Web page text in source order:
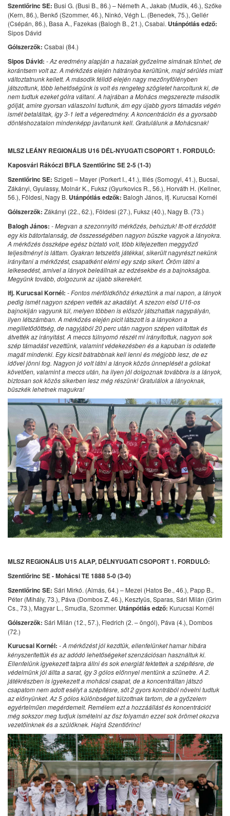
Szentlőrinc SE: Busi G. (Busi B., 86.) – Németh A., Jakab (Mudik, 46.), Szőke
(Kern, 86.), Benkő (Szommer, 46.), Ninkó, Végh L. (Benedek, 75.), Gellér
(Csépán, 86.), Basa A., Fazekas (Balogh B., 21.), Csabai. Utánpótlás edző:
Sipos Dávid
Gólszerzők: Csabai (84.)
Sipos Dávid: - Az eredmény alapján a hazaiak győzelme simának tűnhet, de
korántsem volt az. A mérkőzés elején hátrányba kerültünk, majd sérülés miatt
változtatnunk kellett. A második félidő elején nagy mezőnyfölényben
játszottunk, több lehetőségünk is volt és rengeteg szögletet harcoltunk ki, de
nem tudtuk ezeket gólra váltani. A hajrában a Mohács megszerezte második
gólját, amire gyorsan válaszolni tudtunk, ám egy újabb gyors támadás végén
ismét betaláltak, így 3-1 lett a végeredmény. A koncentráción és a gyorsabb
döntéshozatalon mindenképp javítanunk kell. Gratulálunk a Mohácsnak!
MLSZ LEÁNY REGIONÁLIS U16 DÉL-NYUGATI CSOPORT 1. FORDULÓ:
Kaposvári Rákóczi BFLA Szentlőrinc SE 2-5 (1-3)
Szentlőrinc SE: Szigeti – Mayer (Porkert I., 41.), Illés (Somogyi, 41.), Bucsai,
Zákányi, Gyulassy, Molnár K., Fuksz (Gyurkovics R., 56.), Horváth H. (Kellner,
56.), Földesi, Nagy B. Utánpótlás edzők: Balogh János, ifj. Kurucsai Kornél
Gólszerzők: Zákányi (22., 62.), Földesi (27.), Fuksz (40.), Nagy B. (73.)
Balogh János: - Megvan a szezonnyitó mérkőzés, behúztuk! Itt-ott érződött
egy kis bátortalanság, de összességében nagyon büszke vagyok a lányokra.
A mérkőzés összképe egész bíztató volt, több kifejezetten meggyőző
teljesítményt is láttam. Gyakran tetszetős játékkal, sikerült nagyrészt nekünk
irányítani a mérkőzést, csapatként elérni egy szép sikert. Öröm látni a
lelkesedést, amivel a lányok beleállnak az edzésekbe és a bajnokságba.
Megyünk tovább, dolgozunk az újabb sikerekért.
ifj. Kurucsai Kornél: - Fontos mérföldkőhöz érkeztünk a mai napon, a lányok
pedig ismét nagyon szépen vették az akadályt. A szezon első U16-os
bajnokiján vagyunk túl, melyen többen is először játszhattak nagypályán,
ilyen létszámban. A mérkőzés elején picit látszott is a lányokon a
megilletődöttség, de nagyjából 20 perc után nagyon szépen váltottak és
átvették az irányitást. A meccs túlnyomó részét mi irányítottuk, nagyon sok
szép támadást vezettünk, valamint védekezésben és a kapuban is odatette
magát mindenki. Egy kicsit bátrabbnak kell lenni és mégjobb lesz, de ez
idővel jönni fog. Nagyon jó volt látni a lányok közös ünneplését a gólokat
követően, valamint a meccs után, ha ilyen jól dolgoznak továbbra is a lányok,
biztosan sok közös sikerben lesz még részünk! Gratulálok a lányoknak,
büszkék lehetnek magukra!
MLSZ REGIONÁLIS U15 ALAP, DÉLNYUGATI CSOPORT 1. FORDULÓ:
Szentlőrinc SE - Mohácsi TE 1888 5-0 (3-0)
Szentlőrinc SE: Sári Mirkó. (Almás, 64.) – Mezei (Hatos Be., 46.), Papp B.,
Péter (Mihály, 73.), Páva (Dombos Z, 46.), Kesztyüs, Sparas, Sári Milán (Grim
Cs., 73.), Magyar L., Smudla, Szommer. Utánpótlás edző: Kurucsai Kornél
Gólszerzők: Sári Milán (12., 57.), Fledrich (2. – öngól), Páva (4.), Dombos
(72.)
Kurucsai Kornél: - A mérkőzést jól kezdtük, ellenfelünket hamar hibára
kényszerítettük és az adódó lehetőségeket szenzációsan használtuk ki.
Ellenfelünk igyekezett talpra állni és sok energiát fektettek a szépítésre, de
védelmünk jól állta a sarat, így 3 gólos előnnyel mentünk a szünetre. A 2.
játékrészben is igyekezett a mohácsi csapat, de a koncentráltan játszó
csapatom nem adott esélyt a szépítésre, sőt 2 gyors kontrából növelni tudtuk
az előnyünket. Az 5 gólos különbséget túlzottnak tartom, de a győzelem
egyértelműen megérdemelt. Remélem ezt a hozzáállást és koncentrációt
még sokszor meg tudjuk ismételni az ősz folyamán ezzel sok örömet okozva
vezetőinknek és a szülőknek. Hajrá Szentlőrinc!